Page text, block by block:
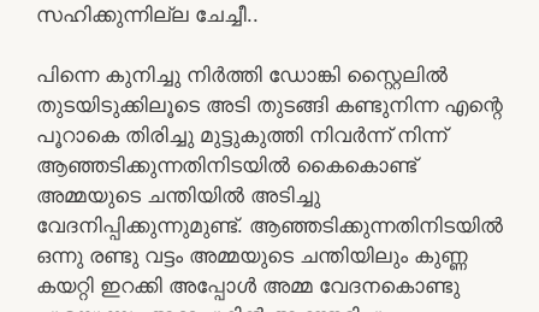
സഹിക്കുന്നില്ല ചേച്ചീ..
പിന്നെ കുനിച്ചു നിർത്തി ഡോങ്കി സ്റ്റൈലിൽ
തുടയിടുക്കിലൂടെ അടി തുടങ്ങി കണ്ടുനിന്ന എന്റെ
പൂറാകെ തിരിച്ചു മുട്ടുകുത്തി നിവർന്ന് നിന്ന്
ആഞ്ഞടിക്കുന്നതിനിടയിൽ കൈകൊണ്ട്
അമ്മയുടെ ചന്തിയിൽ അടിച്ചു
വേദനിപ്പിക്കുന്നുമുണ്ട്. ആഞ്ഞടിക്കുന്നതിനിടയിൽ
ഒന്നു രണ്ടു വട്ടം അമ്മയുടെ ചന്തിയിലും കുണ്ണ
കയറ്റി ഇറക്കി അപ്പോൾ അമ്മ വേദനകൊണ്ടു